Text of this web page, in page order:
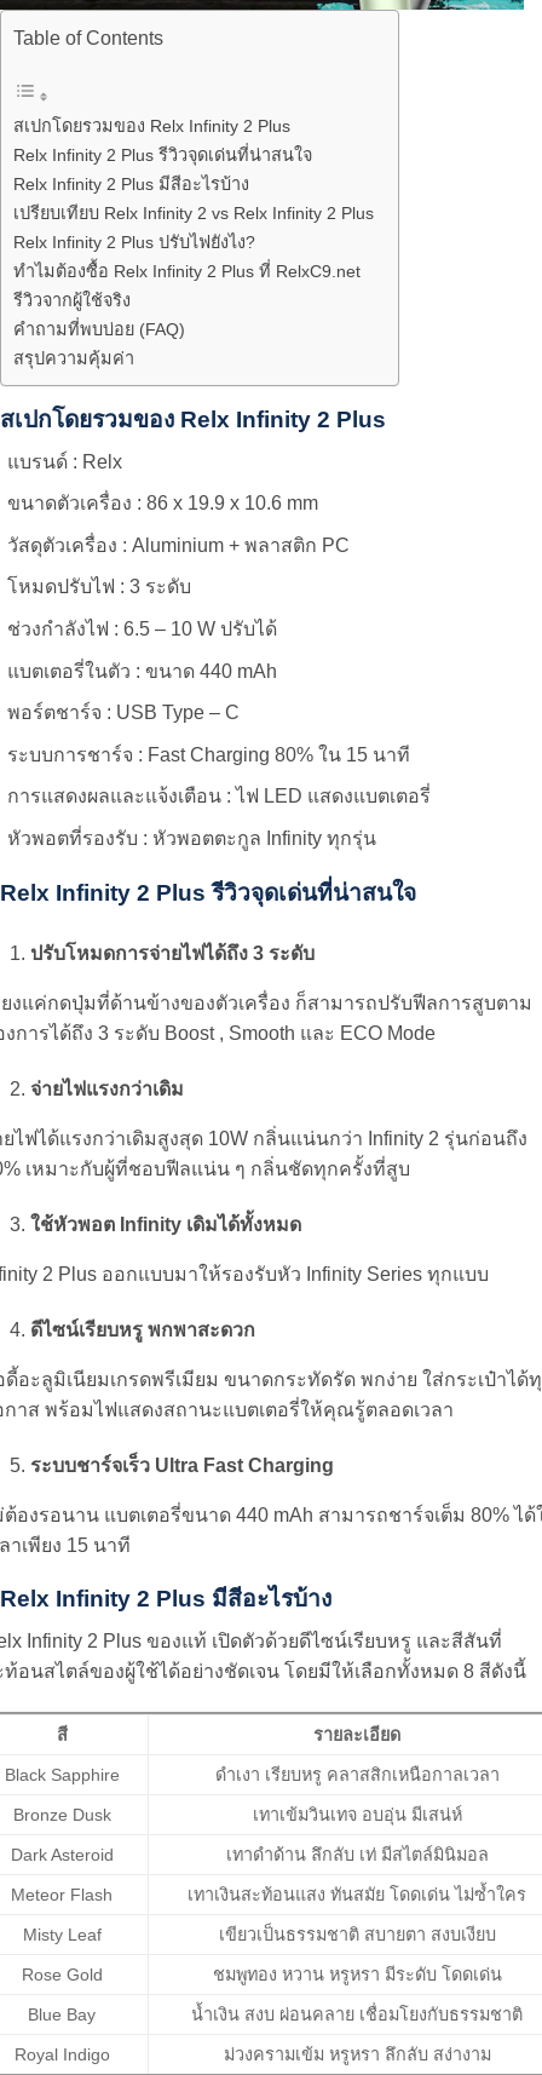
Table of Contents
สเปกโดยรวมของ Relx Infinity 2 Plus
Relx Infinity 2 Plus รีวิวจุดเด่นที่น่าสนใจ
Relx Infinity 2 Plus มีสีอะไรบ้าง
เปรียบเทียบ Relx Infinity 2 vs Relx Infinity 2 Plus
Relx Infinity 2 Plus ปรับไฟยังไง?
ทำไมต้องซื้อ Relx Infinity 2 Plus ที่ RelxC9.net
รีวิวจากผู้ใช้จริง
คำถามที่พบบ่อย (FAQ)
สรุปความคุ้มค่า
สเปกโดยรวมของ Relx Infinity 2 Plus
แบรนด์ : Relx
ขนาดตัวเครื่อง : 86 x 19.9 x 10.6 mm
วัสดุตัวเครื่อง : Aluminium + พลาสติก PC
โหมดปรับไฟ : 3 ระดับ
ช่วงกำลังไฟ : 6.5 – 10 W ปรับได้
แบตเตอรี่ในตัว : ขนาด 440 mAh
พอร์ตชาร์จ : USB Type – C
ระบบการชาร์จ : Fast Charging 80% ใน 15 นาที
การแสดงผลและแจ้งเตือน : ไฟ LED แสดงแบตเตอรี่
หัวพอตที่รองรับ : หัวพอตตะกูล Infinity ทุกรุ่น
Relx Infinity 2 Plus รีวิวจุดเด่นที่น่าสนใจ
ปรับโหมดการจ่ายไฟได้ถึง 3 ระดับ
ยงแค่กดปุ่มที่ด้านข้างของตัวเครื่อง ก็สามารถปรับฟีลการสูบตาม
งการได้ถึง 3 ระดับ Boost , Smooth และ ECO Mode
จ่ายไฟแรงกว่าเดิม
ยไฟได้แรงกว่าเดิมสูงสุด 10W กลิ่นแน่นกว่า Infinity 2 รุ่นก่อนถึง
เหมาะกับผู้ที่ชอบฟีลแน่น ๆ กลิ่นชัดทุกครั้งที่สูบ
ใช้หัวพอต Infinity เดิมได้ทั้งหมด
2 Plus ออกแบบมาให้รองรับหัว Infinity Series ทุกแบบ
ดีไซน์เรียบหรู พกพาสะดวก
ดี้อะลูมิเนียมเกรดพรีเมียม ขนาดกระทัดรัด พกง่าย ใส่กระเป๋าได้
กาส พร้อมไฟแสดงสถานะแบตเตอรี่ให้คุณรู้ตลอดเวลา
ระบบชาร์จเร็ว Ultra Fast Charging
ต้องรอนาน แบตเตอรี่ขนาด 440 mAh สามารถชาร์จเต็ม 80% ได้
าเพียง 15 นาที
Relx Infinity 2 Plus มีสีอะไรบ้าง
Infinity 2 Plus ของแท้ เปิดตัวด้วยดีไซน์เรียบหรู และสีสันที่
ท้อนสไตล์ของผู้ใช้ได้อย่างชัดเจน โดยมีให้เลือกทั้งหมด 8 สีดังนี้
สี รายละเอียด
Black Sapphire ดำเงา เรียบหรู คลาสสิกเหนือกาลเวลา
Bronze Dusk เทาเข้มวินเทจ อบอุ่น มีเสน่ห์
Dark Asteroid เทาดำด้าน ลึกลับ เท่ มีสไตล์มินิมอล
Meteor Flash เทาเงินสะท้อนแสง ทันสมัย โดดเด่น ไม่ซ้ำใคร
Misty Leaf เขียวเป็นธรรมชาติ สบายตา สงบเงียบ
Rose Gold ชมพูทอง หวาน หรูหรา มีระดับ โดดเด่น
Blue Bay น้ำเงิน สงบ ผ่อนคลาย เชื่อมโยงกับธรรมชาติ
Royal Indigo ม่วงครามเข้ม หรูหรา ลึกลับ สง่างาม